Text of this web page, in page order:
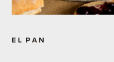
E L P A N